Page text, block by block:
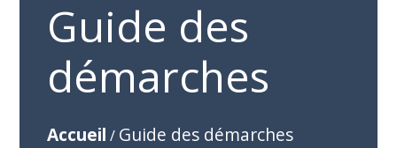
Guide des
démarches
Accueil / Guide des démarches